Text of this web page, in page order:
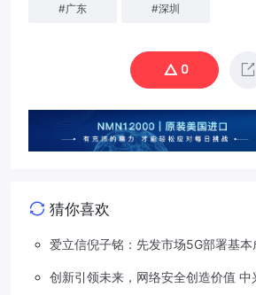
#广东 #深圳
0
猜你喜欢
爱立信倪子铭：先发市场5G部署基
创新引领未来，网络安全创造价值 中